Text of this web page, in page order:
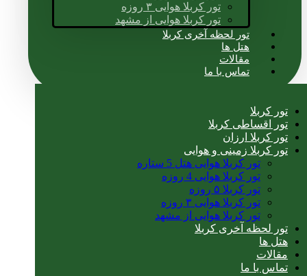
تور کربلا هوایی ۳ روزه
تور کربلا هوایی از مشهد
تور لحظه آخری کربلا
هتل ها
مقالات
تماس با ما
تور کربلا
تور اقساطی کربلا
تور کربلا ارزان
تور کربلا زمینی و هوایی
تور کربلا هوایی هتل 5 ستاره
تور کربلا هوایی 4 روزه
تور کربلا ۵ روزه
تور کربلا هوایی ۳ روزه
تور کربلا هوایی از مشهد
تور لحظه آخری کربلا
هتل ها
مقالات
تماس با ما